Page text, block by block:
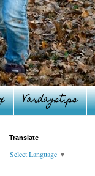
Vardagstips
Translate
Select Language ▼